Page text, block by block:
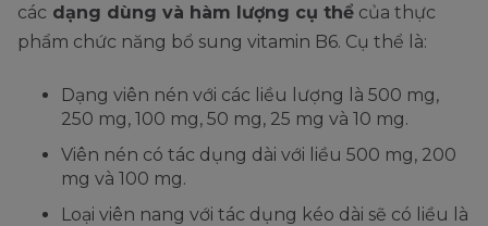
các dạng dùng và hàm lượng cụ thể của thực
phẩm chức năng bổ sung vitamin B6. Cụ thể là:
Dạng viên nén với các liều lượng là 500 mg,
250 mg, 100 mg, 50 mg, 25 mg và 10 mg.
Viên nén có tác dụng dài với liều 500 mg, 200
mg và 100 mg.
Loại viên nang với tác dụng kéo dài sẽ có liều là